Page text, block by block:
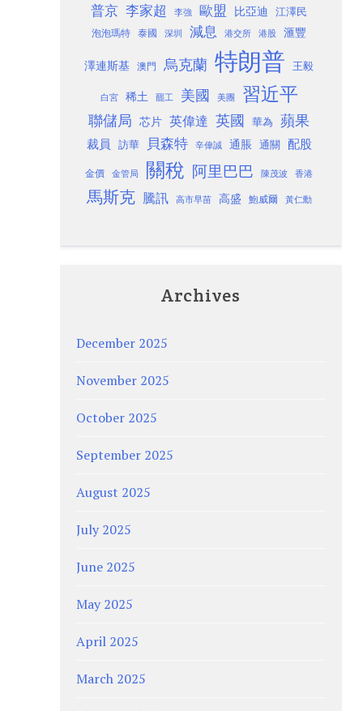
普京 李家超 李強 歐盟 比亞迪 江澤民
泡泡瑪特 泰國 深圳 減息 港交所 港股 滙豐
澤連斯基 澳門 烏克蘭 特朗普 王毅
白宮 稀土 罷工 美國 美團 習近平
聯儲局 芯片 英偉達 英國 華為 蘋果
裁員 訪華 貝森特 辛偉誠 通脹 通關 配股
金價 金管局 關稅 阿里巴巴 陳茂波 香港
馬斯克 騰訊 高市早苗 高盛 鮑威爾 黃仁勳
Archives
December 2025
November 2025
October 2025
September 2025
August 2025
July 2025
June 2025
May 2025
April 2025
March 2025